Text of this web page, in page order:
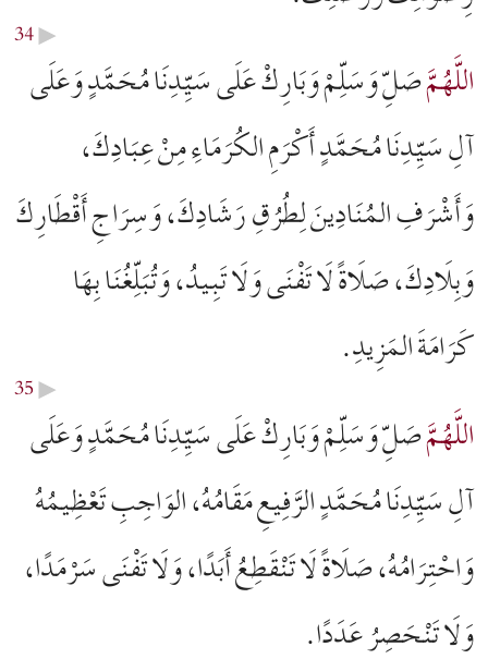
34▶︎
اللَّهُمَّصَلِّ وَسَلِّمْ وَبَارِكْ عَلَى سَيِّدِنَا مُحَمَّدٍ وَعَلَى
آلِ سَيِّدِنَا مُحَمَّدٍ أَكْرَمِ الكُرَمَاءِ مِنْ عِبَادِكَ،
وَأَشْرَفِ المُنَادِينَ لِطُرُقِ رَشَادِكَ، وَسِرَاجِ أَقْطَارِكَ
وَبِلَادِكَ، صَلَاةً لَا تَفْنَى وَلَا تَبِيدُ، وَتُبَلِّغُنَا بِهَا
كَرَامَةَ المَزِيدِ.
35▶︎
اللَّهُمَّصَلِّ وَسَلِّمْ وَبَارِكْ عَلَى سَيِّدِنَا مُحَمَّدٍ وَعَلَى
آلِ سَيِّدِنَا مُحَمَّدٍ الرَّفِيعِ مَقَامُهُ، الوَاجِبِ تَعْظِيمُهُ
وَاحْتِرَامُهُ، صَلَاةً لَا تَنْقَطِعُ أَبَدًا، وَلَا تَفْنَى سَرْمَدًا،
وَلَا تَنْحَصِرُ عَدَدًا.